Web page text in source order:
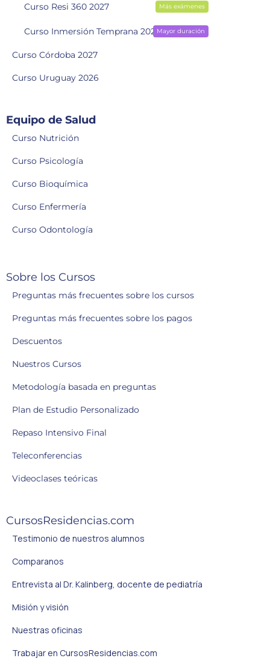
Curso Resi 360 2027 Más exámenes
Curso Inmersión Temprana 2028Mayor duración
Curso Córdoba 2027
Curso Uruguay 2026
Equipo de Salud
Curso Nutrición
Curso Psicología
Curso Bioquímica
Curso Enfermería
Curso Odontología
Sobre los Cursos
Preguntas más frecuentes sobre los cursos
Preguntas más frecuentes sobre los pagos
Descuentos
Nuestros Cursos
Metodología basada en preguntas
Plan de Estudio Personalizado
Repaso Intensivo Final
Teleconferencias
Videoclases teóricas
CursosResidencias.com
Testimonio de nuestros alumnos
Comparanos
Entrevista al Dr. Kalinberg, docente de pediatría
Misión y visión
Nuestras oficinas
Trabajar en CursosResidencias.com